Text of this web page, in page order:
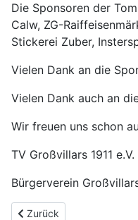
Die Sponsoren der
Calw, ZG-
Stickerei Zuber,
Vielen Dank an die
Vielen Dank auch an
Wir freuen uns schon
TV Großvillars 1911 e.V.
Bürgerverein
Previous article: Erste
Zurück